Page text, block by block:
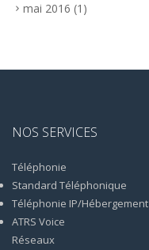
mai 2016 (1)
NOS SERVICES
Téléphonie
Standard Téléphonique
Téléphonie IP/Hébergement
ATRS Voice
Réseaux